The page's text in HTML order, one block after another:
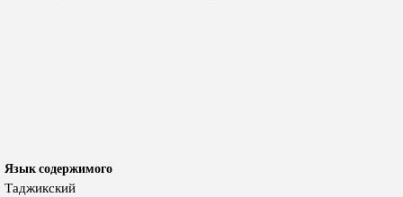
Язык содержимого
Таджикский